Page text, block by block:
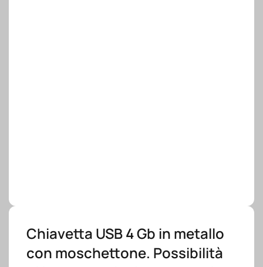
Chiavetta USB 4 Gb in metallo
con moschettone. Possibilità